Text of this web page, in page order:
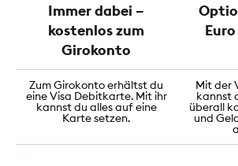
Immer dabei –
kostenlos zum
Girokonto
Zum Girokonto erhältst du
eine Visa Debitkarte. Mit ihr
kannst du alles auf eine
Karte setzen.
Mit der
kannst
überall
und